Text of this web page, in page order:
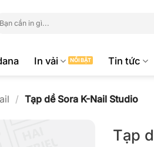
In vải Tin tức
/ Tạp dề Sora K-Nail Studio
Tạp